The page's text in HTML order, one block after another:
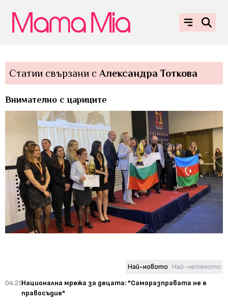
Статии свързани с Александра Тоткова
Внимателно с цариците
Най-новото Най-четеното
04:29Национална мрежа за децата: "Саморазправата не е
правосъдие"